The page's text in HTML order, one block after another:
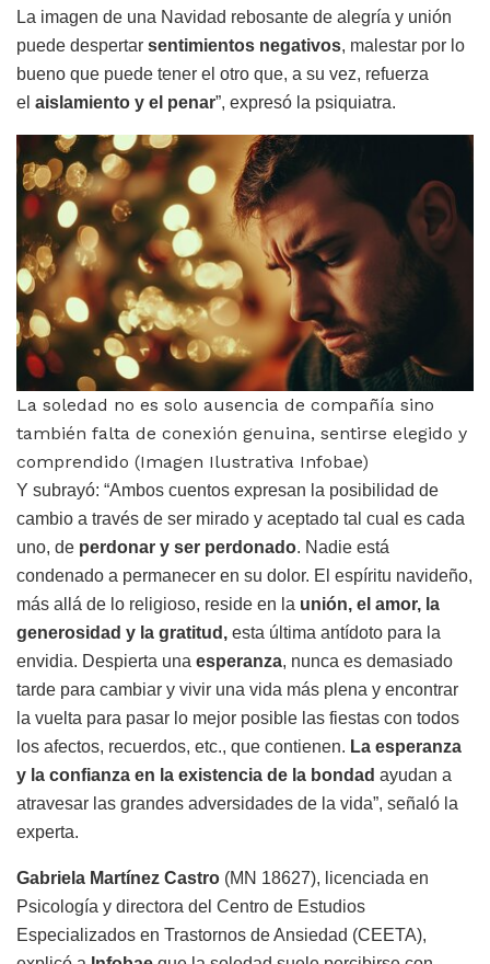
La imagen de una Navidad rebosante de alegría y unión
puede despertar sentimientos negativos, malestar por lo
bueno que puede tener el otro que, a su vez, refuerza
el aislamiento y el penar”, expresó la psiquiatra.
La soledad no es solo ausencia de compañía sino
también falta de conexión genuina, sentirse elegido y
comprendido (Imagen Ilustrativa Infobae)
Y subrayó: “Ambos cuentos expresan la posibilidad de
cambio a través de ser mirado y aceptado tal cual es cada
uno, de perdonar y ser perdonado. Nadie está
condenado a permanecer en su dolor. El espíritu navideño,
más allá de lo religioso, reside en la unión, el amor, la
generosidad y la gratitud, esta última antídoto para la
envidia. Despierta una esperanza, nunca es demasiado
tarde para cambiar y vivir una vida más plena y encontrar
la vuelta para pasar lo mejor posible las fiestas con todos
los afectos, recuerdos, etc., que contienen. La esperanza
y la confianza en la existencia de la bondad ayudan a
atravesar las grandes adversidades de la vida”, señaló la
experta.
Gabriela Martínez Castro (MN 18627), licenciada en
Psicología y directora del Centro de Estudios
Especializados en Trastornos de Ansiedad (CEETA),